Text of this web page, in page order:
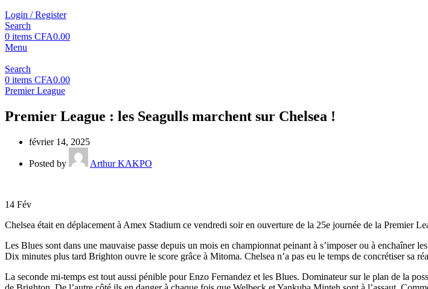
Login / Register
Search
0 items CFA0.00
Menu
Search
0 items CFA0.00
Premier League
Premier League : les Seagulls marchent sur Chelsea !
février 14, 2025
Posted by Arthur KAKPO
14 Fév
Chelsea était en déplacement à Amex Stadium ce vendredi soir en ouverture de la 25e journée de la Premier
Les Blues sont dans une mauvaise passe depuis un mois en championnat peinant à s’imposer ou à enchaîner
Dix minutes plus tard Brighton ouvre le score grâce à Mitoma. Chelsea n’a pas eu le temps de concrétiser sa
La seconde mi-temps est tout aussi pénible pour Enzo Fernandez et les Blues. Dominateur sur le plan de la